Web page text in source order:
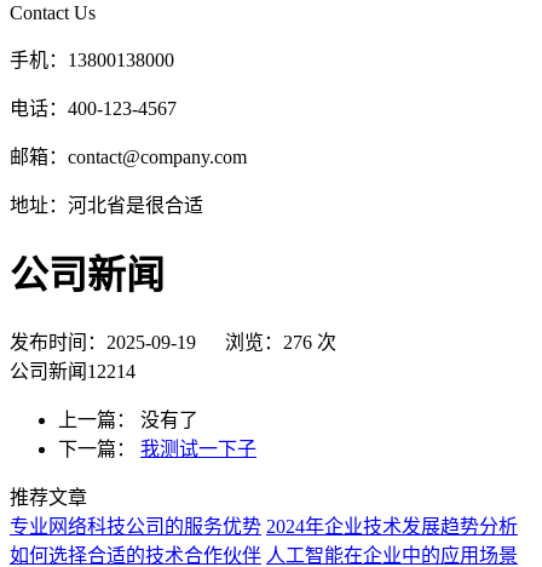
Contact Us
手机： 13800138000
电话： 400-123-4567
邮箱： contact@company.com
地址： 河北省是很合适
公司新闻
发布时间：2025-09-19
浏览：276 次
公司新闻12214
上一篇： 没有了
下一篇： 我测试一下子
推荐文章
专业网络科技公司的服务优势 2024年企业技术发展趋势分析
如何选择合适的技术合作伙伴 人工智能在企业中的应用场景